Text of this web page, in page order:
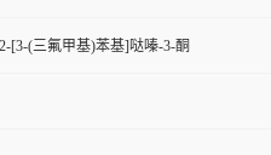
[3-(三氟甲基)苯基]哒嗪-3-酮